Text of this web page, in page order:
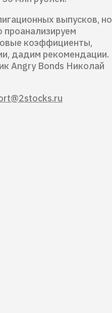
выпусков, но
коэффициенты,
дадим рекомендации.
Angry Bonds Николай